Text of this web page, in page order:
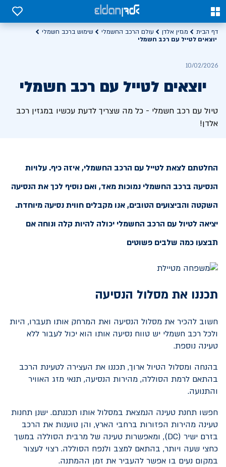
0
0
דף הבית מגזין אלדן עולם הרכב החשמלי
שימוש ברכב חשמלי
יוצאים לטייל עם רכב חשמלי
10/02/2026
יוצאים לטייל עם רכב חשמלי
טיול עם רכב חשמלי - כל מה שצריך לדעת עכשיו במגזין רכב
אלדן!
החלטתם לצאת לטייל עם הרכב החשמלי, איזה כיף. עלויות
הנסיעה ברכב החשמלי נמוכות מאד, ואם נוסיף לכך את הנסיעה
השקטה והביצועים הטובים, אנו מקבלים חווית נסיעה מיוחדת.
יציאה לטיול עם הרכב החשמלי יכולה להיות קלה ונוחה אם
תבצעו כמה שלבים פשוטים
תכננו את מסלול הנסיעה
חשוב להכיר את מסלול הנסיעה ואת המרחק אותו תעברו, היות
ולכל רכב חשמלי יש טווח נסיעה אותו הוא יכול לעבור ללא
טעינה נוספת.
בהנחה ומסלול הטיול ארוך, תכננו את העצירה לטעינת הרכב
בהתאם לרמת הסוללה, מהירות הנסיעה, תנאי מזג האוויר
והתנועה.
חפשו תחנת טעינה הנמצאת במסלול אותו תכננתם. ישנן תחנות
טעינה מהירות הפזורות ברחבי הארץ, והן טוענות את הרכב
בזרם ישיר (DC), ומאפשרות טעינה של מרבית הסוללה במשך
כחצי שעה ויותר, בהתאם למצב ולנפח הסוללה. רצוי לעצור
במקום נעים בו אפשר להעביר את זמן ההמתנה.